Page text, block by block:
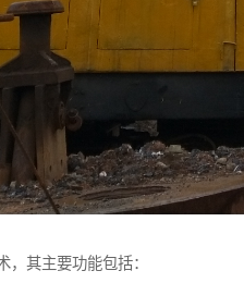
，其主要功能包括：